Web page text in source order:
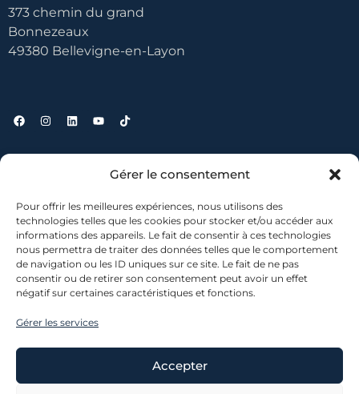
Gérer le consentement
Pour offrir les meilleures expériences, nous utilisons des
technologies telles que les cookies pour stocker et/ou accéder aux
informations des appareils. Le fait de consentir à ces technologies
nous permettra de traiter des données telles que le comportement
de navigation ou les ID uniques sur ce site. Le fait de ne pas
consentir ou de retirer son consentement peut avoir un effet
négatif sur certaines caractéristiques et fonctions.
Gérer les services
Accepter
373 chemin du grand
Bonnezeaux
49380 Bellevigne-en-Layon
Contact
Où nous trouver ?
Mentions légales
Conditions générales de vente
© 2026 lescanons.co – Tous droits réservés. L’abus d’alcool